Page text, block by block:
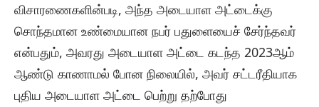
விசாரணைகளின்படி, அந்த அடையாள அட்டைக்கு
சொந்தமான உண்மையான நபர் பதுளையைச் சேர்ந்தவர்
என்பதும், அவரது அடையாள அட்டை கடந்த 2023ஆம்
ஆண்டு காணாமல் போன நிலையில், அவர் சட்டரீதியாக
புதிய அடையாள அட்டை பெற்று தற்போது